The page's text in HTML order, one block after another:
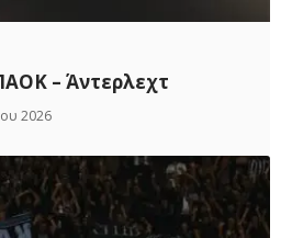
– Άντερλεχτ
2026